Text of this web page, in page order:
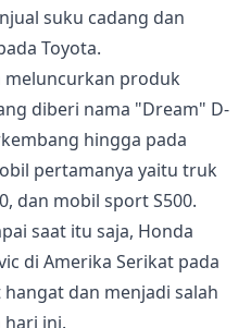
suku cadang dan
Toyota.
meluncurkan produk
diberi nama "Dream" D-
hingga pada
pertamanya yaitu truk
dan mobil sport S500.
saat itu saja, Honda
di Amerika Serikat pada
dan menjadi salah
ini.